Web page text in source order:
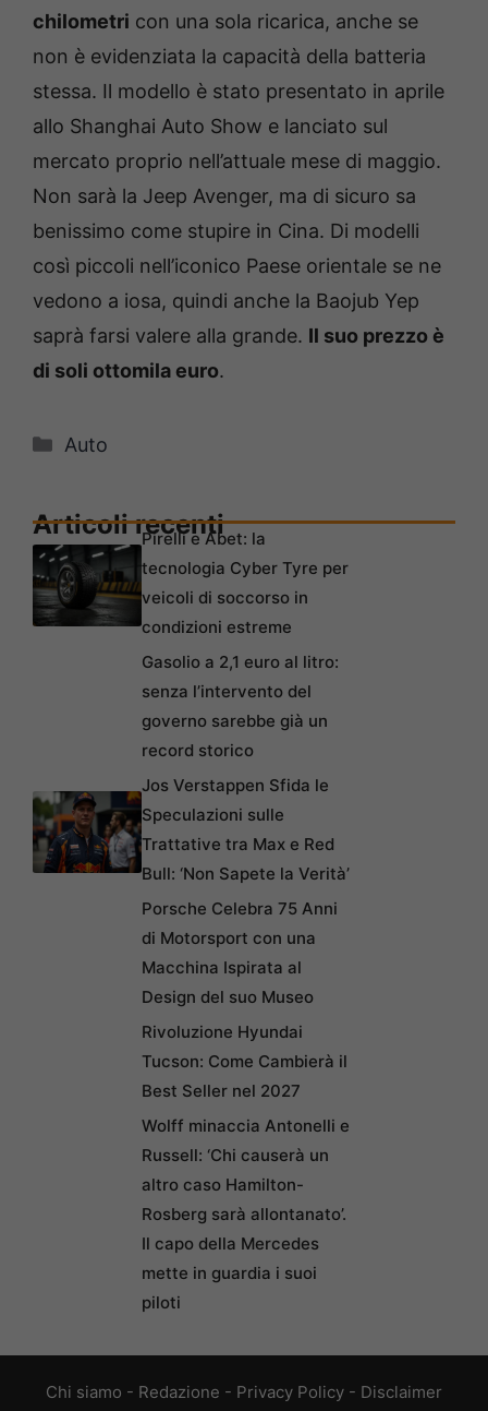
chilometri con una sola ricarica, anche se
non è evidenziata la capacità della batteria
stessa. Il modello è stato presentato in aprile
allo Shanghai Auto Show e lanciato sul
mercato proprio nell’attuale mese di maggio.
Non sarà la Jeep Avenger, ma di sicuro sa
benissimo come stupire in Cina. Di modelli
così piccoli nell’iconico Paese orientale se ne
vedono a iosa, quindi anche la Baojub Yep
saprà farsi valere alla grande. Il suo prezzo è
di soli ottomila euro.
Categorie
Auto
Articoli recenti
Pirelli e Abet: la
tecnologia Cyber Tyre per
veicoli di soccorso in
condizioni estreme
Gasolio a 2,1 euro al litro:
senza l’intervento del
governo sarebbe già un
record storico
Jos Verstappen Sfida le
Speculazioni sulle
Trattative tra Max e Red
Bull: ‘Non Sapete la Verità’
Porsche Celebra 75 Anni
di Motorsport con una
Macchina Ispirata al
Design del suo Museo
Rivoluzione Hyundai
Tucson: Come Cambierà il
Best Seller nel 2027
Wolff minaccia Antonelli e
Russell: ‘Chi causerà un
altro caso Hamilton-
Rosberg sarà allontanato’.
Il capo della Mercedes
mette in guardia i suoi
piloti
Chi siamo - Redazione - Privacy Policy - Disclaimer